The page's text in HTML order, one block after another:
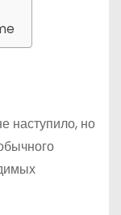
наступило, но